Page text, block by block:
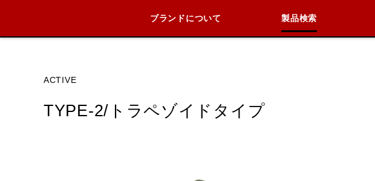
ブランドについて 製品検索
ACTIVE
TYPE-2/トラペゾイドタイプ